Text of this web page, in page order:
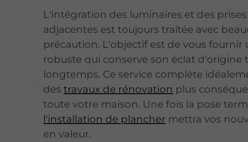
L'intégration des luminaires et des
adjacentes est toujours traitée avec
précaution. L'objectif est de vous fournir
robuste qui conserve son éclat d'origine
longtemps. Ce service complète
destravaux de rénovation plus
toute votre maison. Une fois la pose
l'installation de plancher mettra vos
en valeur.